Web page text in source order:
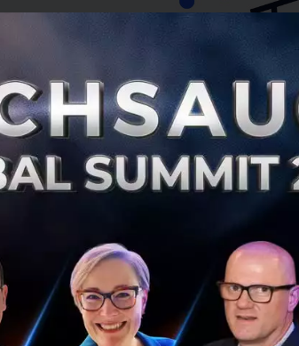
านมาได้มีข่าวสะเทือนวงการ FinTech เมื่อ
PAYSBUY Co., Ltd. ว่าขณะนี้ระบบรับชำระเ
บริการทาง Tesco Lotus, บัตรเครดิต,
อร์ธนาคารต่าง ๆ ได้ยุติการให้บริการลงอย่าง
ง Paysbuy จะยุติการให้บริการในวันที่ 7 ธันว